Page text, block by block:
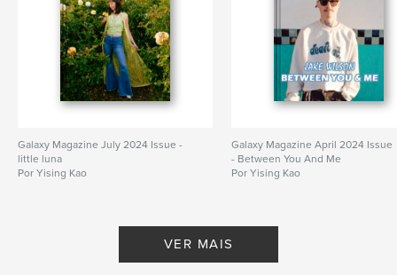
Galaxy Magazine July 2024 Issue -
little luna
Por Yising Kao
Galaxy Magazine April 2024 Issue
- Between You And Me
Por Yising Kao
VER MAIS